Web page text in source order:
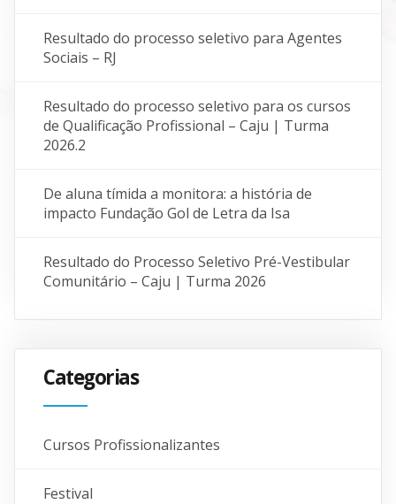
Resultado do processo seletivo para Agentes
Sociais – RJ
Resultado do processo seletivo para os cursos
de Qualificação Profissional – Caju | Turma
2026.2
De aluna tímida a monitora: a história de
impacto Fundação Gol de Letra da Isa
Resultado do Processo Seletivo Pré-Vestibular
Comunitário – Caju | Turma 2026
Categorias
Cursos Profissionalizantes
Festival